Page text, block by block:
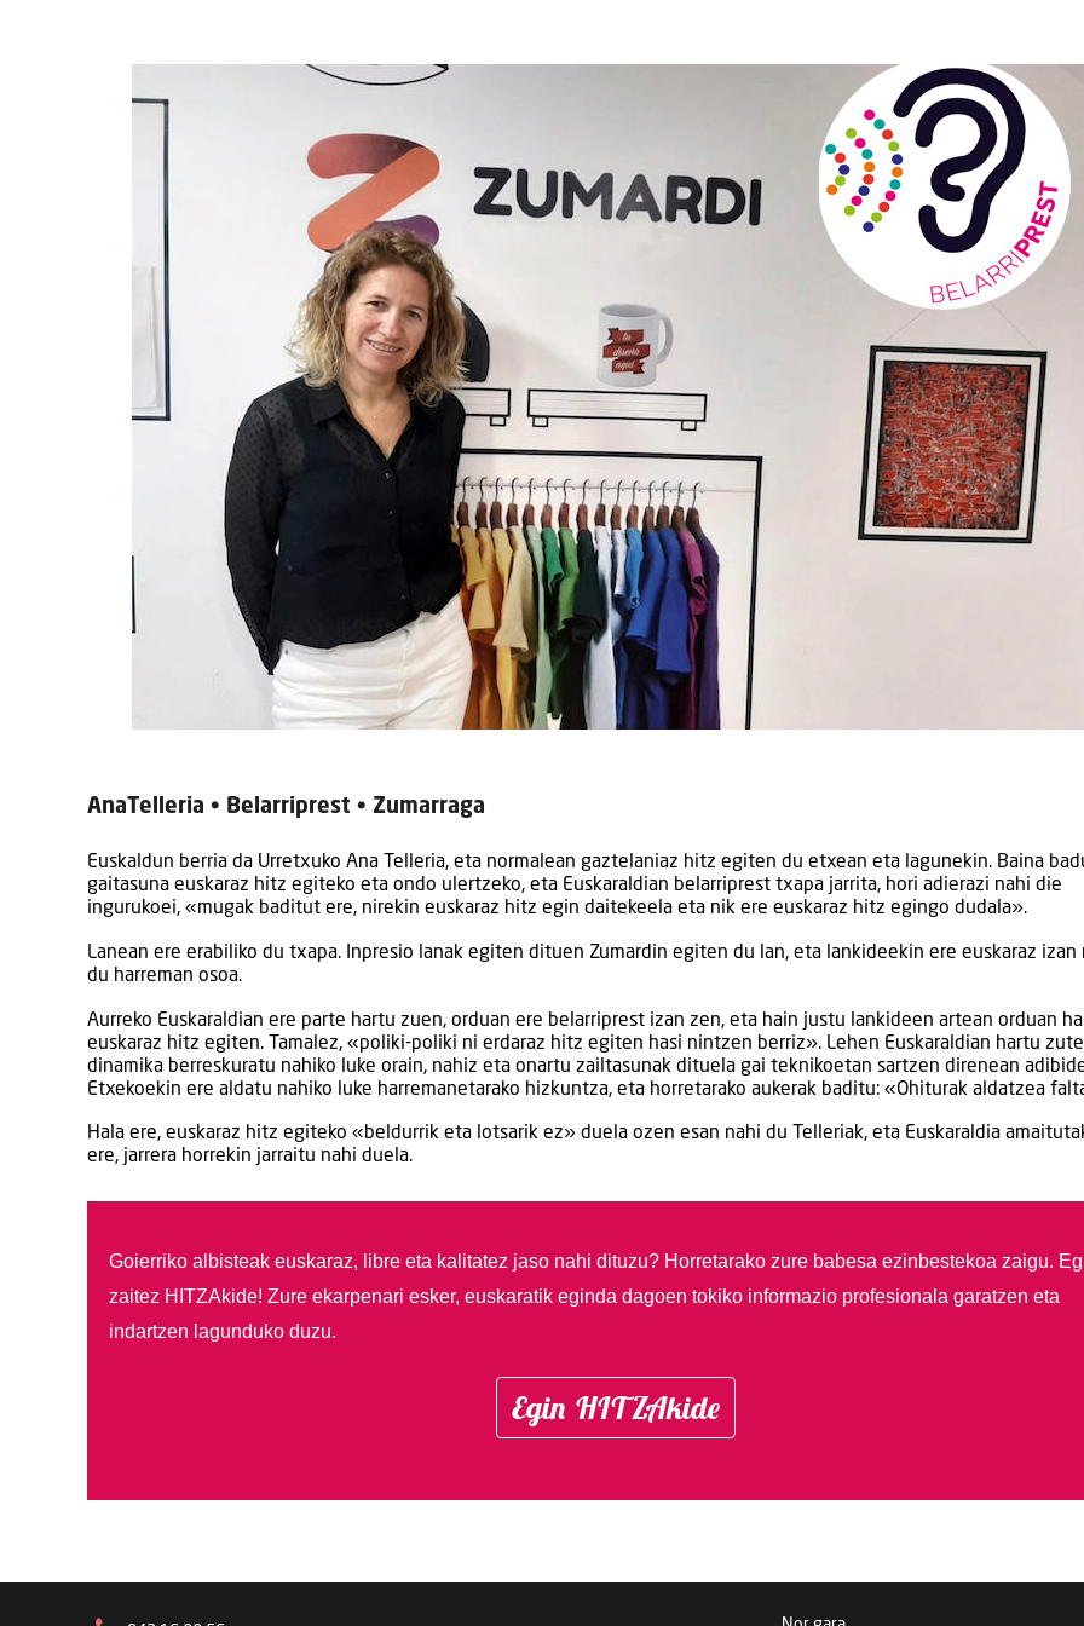
AnaTelleria • Belarriprest • Zumarraga
Euskaldun berria da Urretxuko Ana Telleria, eta normalean gaztelaniaz hitz egiten du etxean eta lagunekin. Baina
gaitasuna euskaraz hitz egiteko eta ondo ulertzeko, eta Euskaraldian belarriprest txapa jarrita, hori adierazi nahi die
ingurukoei, «mugak baditut ere, nirekin euskaraz hitz egin daitekeela eta nik ere euskaraz hitz egingo dudala».
Lanean ere erabiliko du txapa. Inpresio lanak egiten dituen Zumardin egiten du lan, eta lankideekin ere euskaraz izan
du harreman osoa.
Aurreko Euskaraldian ere parte hartu zuen, orduan ere belarriprest izan zen, eta hain justu lankideen artean orduan
euskaraz hitz egiten. Tamalez, «poliki-poliki ni erdaraz hitz egiten hasi nintzen berriz». Lehen Euskaraldian hartu
dinamika berreskuratu nahiko luke orain, nahiz eta onartu zailtasunak dituela gai teknikoetan sartzen direnean
Etxekoekin ere aldatu nahiko luke harremanetarako hizkuntza, eta horretarako aukerak baditu: «Ohiturak aldatzea
Hala ere, euskaraz hitz egiteko «beldurrik eta lotsarik ez» duela ozen esan nahi du Telleriak, eta Euskaraldia
ere, jarrera horrekin jarraitu nahi duela.
Goierriko albisteak euskaraz, libre eta kalitatez jaso nahi dituzu? Horretarako zure babesa ezinbestekoa zaigu.
zaitez HITZAkide! Zure ekarpenari esker, euskaratik eginda dagoen tokiko informazio profesionala garatzen eta
indartzen lagunduko duzu.
Egin HITZAkide